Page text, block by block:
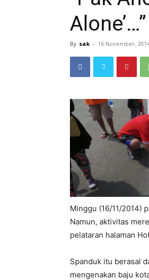
Alone’…”
By sak - 16 November,
Minggu (16/11/2014)
Namun, aktivitas
pelataran halaman
Spanduk itu berasal
mengenakan baju